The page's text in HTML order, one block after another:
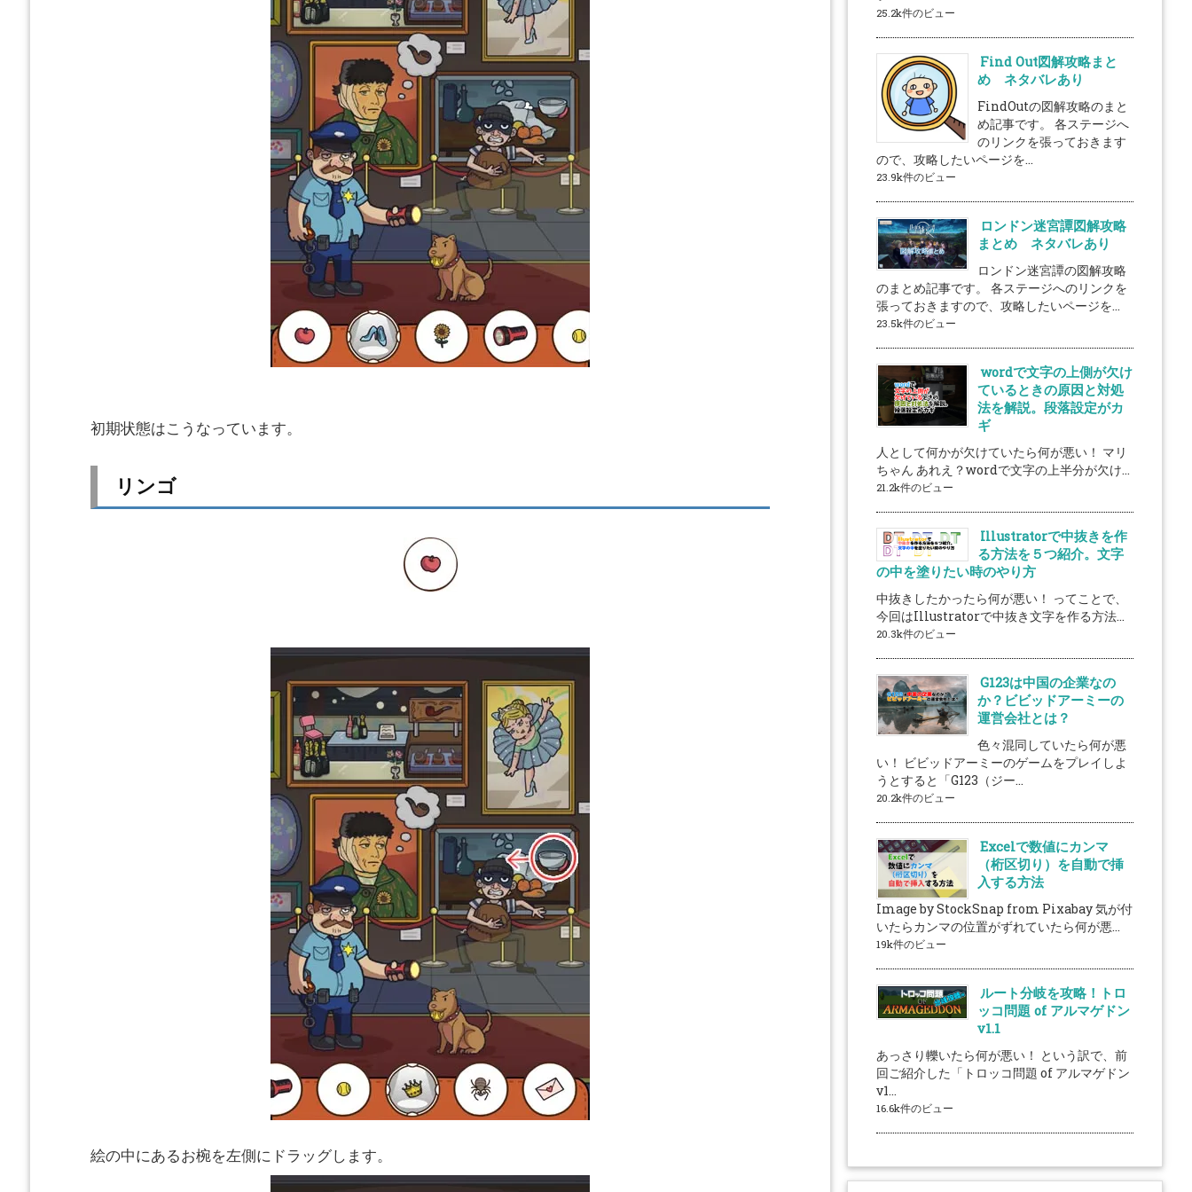
初期状態はこうなっています。
リンゴ
絵の中にあるお椀を左側にドラッグします。
25.2k件のビュー
Find Out図解攻略まと
め ネタバレあり
FindOutの図解攻略のまと
め記事です。 各ステージへ
のリンクを張っておきます
ので、攻略したいページを...
23.9k件のビュー
ロンドン迷宮譚図解攻略
まとめ ネタバレあり
ロンドン迷宮譚の図解攻略
のまとめ記事です。 各ステージへのリンクを
張っておきますので、攻略したいページを...
23.5k件のビュー
wordで文字の上側が欠け
ているときの原因と対処
法を解説。段落設定がカ
ギ
人として何かが欠けていたら何が悪い！ マリ
ちゃん あれえ？wordで文字の上半分が欠け...
21.2k件のビュー
Illustratorで中抜きを作
る方法を５つ紹介。文字
の中を塗りたい時のやり方
中抜きしたかったら何が悪い！ ってことで、
今回はIllustratorで中抜き文字を作る方法...
20.3k件のビュー
G123は中国の企業なの
か？ビビッドアーミーの
運営会社とは？
色々混同していたら何が悪
い！ ビビッドアーミーのゲームをプレイしよ
うとすると「G123（ジー...
20.2k件のビュー
Excelで数値にカンマ
（桁区切り）を自動で挿
入する方法
Image by StockSnap from Pixabay 気が付
いたらカンマの位置がずれていたら何が悪...
19k件のビュー
ルート分岐を攻略！トロ
ッコ問題 of アルマゲドン
v1.1
あっさり轢いたら何が悪い！ という訳で、前
回ご紹介した「トロッコ問題 of アルマゲドン
v1...
16.6k件のビュー